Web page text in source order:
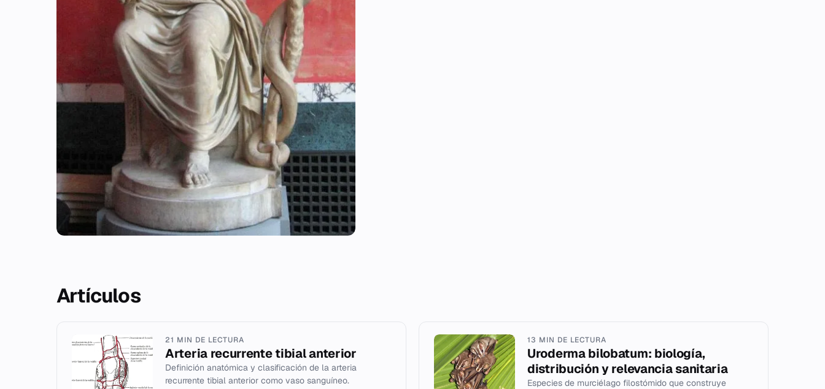
Artículos
21 MIN DE LECTURA
Arteria recurrente tibial anterior
Definición anatómica y clasificación de la arteria
recurrente tibial anterior como vaso sanguíneo.
13 MIN DE LECTURA
Uroderma bilobatum: biología,
distribución y relevancia sanitaria
Especies de murciélago filostómido que construye